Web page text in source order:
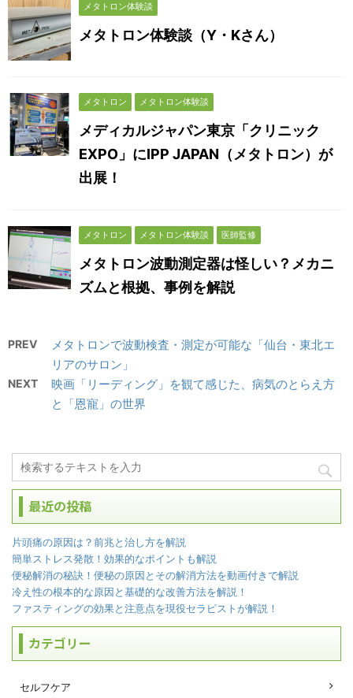
メタトロン体験談
メタトロン体験談（Y・Kさん）
メタトロン メタトロン体験談
メディカルジャパン東京「クリニック
EXPO」にIPP JAPAN（メタトロン）が
出展！
メタトロン メタトロン体験談 医師監修
メタトロン波動測定器は怪しい？メカニ
ズムと根拠、事例を解説
PREV
メタトロンで波動検査・測定が可能な「仙台・東北エ
リアのサロン」
NEXT
映画「リーディング」を観て感じた、病気のとらえ方
と「恩寵」の世界
最近の投稿
片頭痛の原因は？前兆と治し方を解説
簡単ストレス発散！効果的なポイントも解説
便秘解消の秘訣！便秘の原因とその解消方法を動画付きで解説
冷え性の根本的な原因と基礎的な改善方法を解説！
ファスティングの効果と注意点を現役セラピストが解説！
カテゴリー
セルフケア